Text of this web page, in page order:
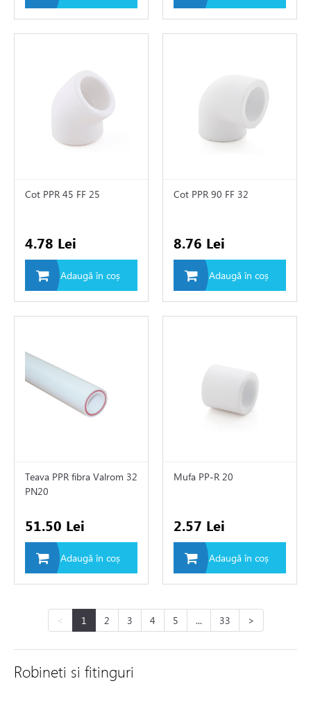
Cot PPR 45 FF 25
4.78 Lei
Adaugă în coș
Cot PPR 90 FF 32
8.76 Lei
Adaugă în coș
Teava PPR fibra Valrom 32
PN20
51.50 Lei
Adaugă în coș
Mufa PP-R 20
2.57 Lei
Adaugă în coș
< 1 2 3 4 5 ... 33 >
Robineti si fitinguri